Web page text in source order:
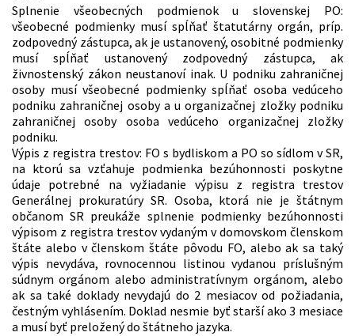
Splnenie všeobecných podmienok u slovenskej PO:
všeobecné podmienky musí spĺňať štatutárny orgán, príp.
zodpovedný zástupca, ak je ustanovený, osobitné podmienky
musí spĺňať ustanovený zodpovedný zástupca, ak
živnostenský zákon neustanoví inak. U podniku zahraničnej
osoby musí všeobecné podmienky spĺňať osoba vedúceho
podniku zahraničnej osoby a u organizačnej zložky podniku
zahraničnej osoby osoba vedúceho organizačnej zložky
podniku.
Výpis z registra trestov: FO s bydliskom a PO so sídlom v SR,
na ktorú sa vzťahuje podmienka bezúhonnosti poskytne
údaje potrebné na vyžiadanie výpisu z registra trestov
Generálnej prokuratúry SR. Osoba, ktorá nie je štátnym
občanom SR preukáže splnenie podmienky bezúhonnosti
výpisom z registra trestov vydaným v domovskom členskom
štáte alebo v členskom štáte pôvodu FO, alebo ak sa taký
výpis nevydáva, rovnocennou listinou vydanou príslušným
súdnym orgánom alebo administratívnym orgánom, alebo
ak sa také doklady nevydajú do 2 mesiacov od požiadania,
čestným vyhlásením. Doklad nesmie byť starší ako 3 mesiace
a musí byť preložený do štátneho jazyka.